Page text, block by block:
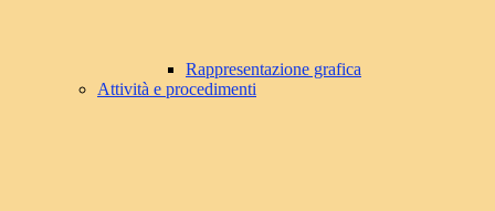
Rappresentazione grafica
Attività e procedimenti